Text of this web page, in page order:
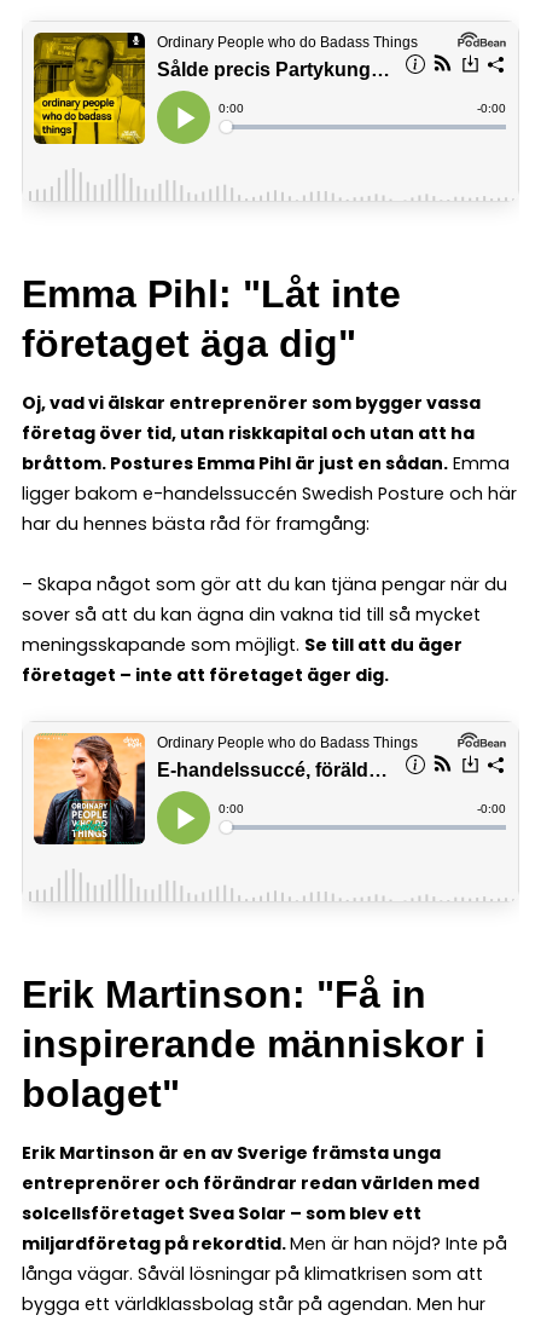
Emma Pihl: "Låt inte
företaget äga dig"
Oj, vad vi älskar entreprenörer som bygger vassa
företag över tid, utan riskkapital och utan att ha
bråttom. Postures Emma Pihl är just en sådan. Emma
ligger bakom e-handelssuccén Swedish Posture och här
har du hennes bästa råd för framgång:
– Skapa något som gör att du kan tjäna pengar när du
sover så att du kan ägna din vakna tid till så mycket
meningsskapande som möjligt. Se till att du äger
företaget – inte att företaget äger dig.
Erik Martinson: "Få in
inspirerande människor i
bolaget"
Erik Martinson är en av Sverige främsta unga
entreprenörer och förändrar redan världen med
solcellsföretaget Svea Solar – som blev ett
miljardföretag på rekordtid.Men är han nöjd? Inte på
långa vägar. Såväl lösningar på klimatkrisen som att
bygga ett världklassbolag står på agendan. Men hur